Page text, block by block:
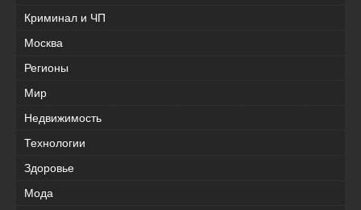
Криминал и ЧП
Москва
Регионы
Мир
Недвижимость
Технологии
Здоровье
Мода